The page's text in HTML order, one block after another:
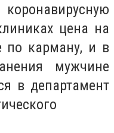
цена на
по карману, и в
мужчине
в департамент